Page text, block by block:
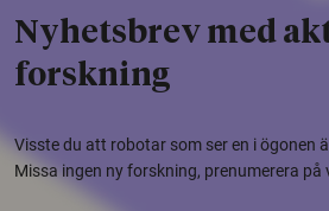
Nyhetsbrev med
forskning
Visste du att robotar som ser en i ögonen
Missa ingen ny forskning, prenumerera på